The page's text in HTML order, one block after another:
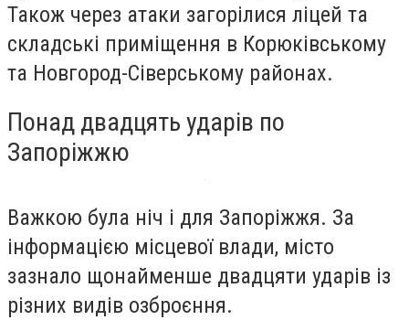
Також через атаки загорілися ліцей та
складські приміщення в Корюківському
та Новгород-Сіверському районах.
Понад двадцять ударів по
Запоріжжю
Важкою була ніч і для Запоріжжя. За
інформацією місцевої влади, місто
зазнало щонайменше двадцяти ударів із
різних видів озброєння.